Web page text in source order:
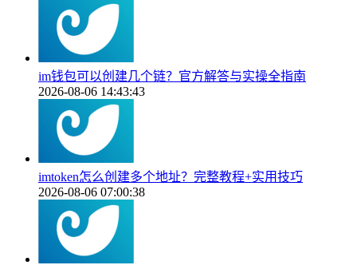
im钱包可以创建几个链？官方解答与实操全指南
2026-08-06 14:43:43
imtoken怎么创建多个地址？完整教程+实用技巧
2026-08-06 07:00:38